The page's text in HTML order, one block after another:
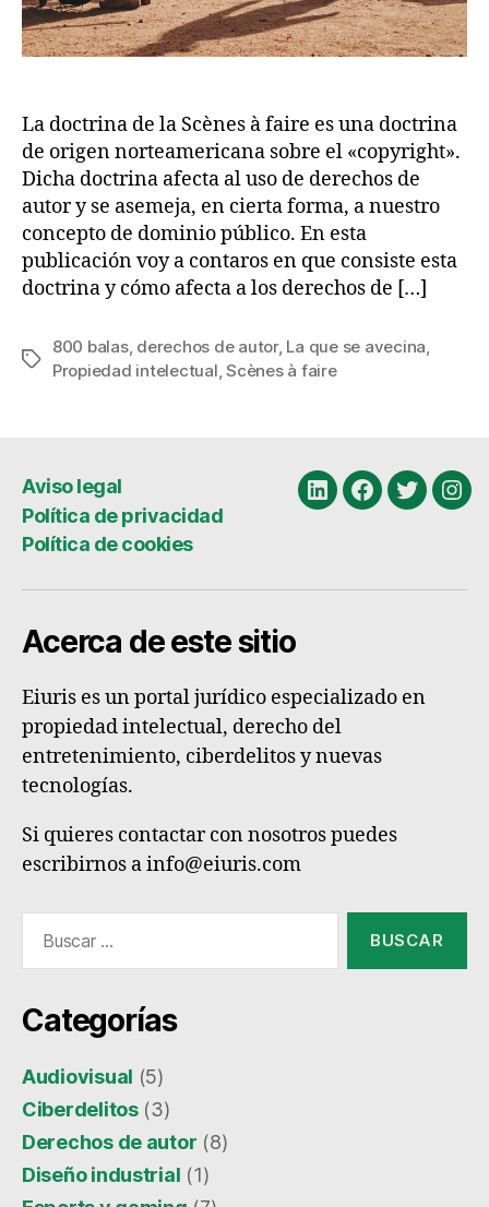
La doctrina de la Scènes à faire es una doctrina
de origen norteamericana sobre el «copyright».
Dicha doctrina afecta al uso de derechos de
autor y se asemeja, en cierta forma, a nuestro
concepto de dominio público. En esta
publicación voy a contaros en que consiste esta
doctrina y cómo afecta a los derechos de […]
Etiquetas
800 balas, derechos de autor, La que se avecina
Propiedad intelectual ,Scènes à faire
Aviso legal
Política de privacidad
Política de cookies
LinkedinFacebook
Twitter
Acerca de este sitio
Eiuris es un portal jurídico especializado en
propiedad intelectual, derecho del
entretenimiento, ciberdelitos y nuevas
tecnologías.
Si quieres contactar con nosotros puedes
escribirnos a info@eiuris.com
Categorías
Audiovisual (5)
Ciberdelitos(3)
Derechos de autor (8)
Diseño industrial (1)